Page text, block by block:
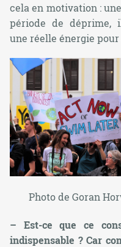
cela en motivation :
période de déprime,
une réelle énergie pour
Photo de Goran
– Est-ce que ce
indispensable ? Car